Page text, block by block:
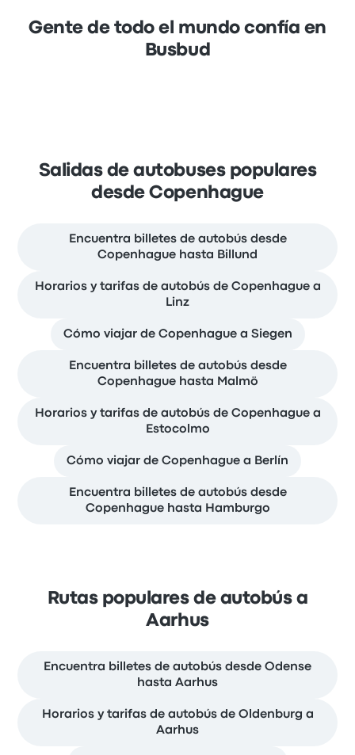
Gente de todo el mundo confía en
Busbud
Salidas de autobuses populares
desde Copenhague
Encuentra billetes de autobús desde
Copenhague hasta Billund
Horarios y tarifas de autobús de Copenhague a
Linz
Cómo viajar de Copenhague a Siegen
Encuentra billetes de autobús desde
Copenhague hasta Malmö
Horarios y tarifas de autobús de Copenhague a
Estocolmo
Cómo viajar de Copenhague a Berlín
Encuentra billetes de autobús desde
Copenhague hasta Hamburgo
Rutas populares de autobús a
Aarhus
Encuentra billetes de autobús desde Odense
hasta Aarhus
Horarios y tarifas de autobús de Oldenburg a
Aarhus